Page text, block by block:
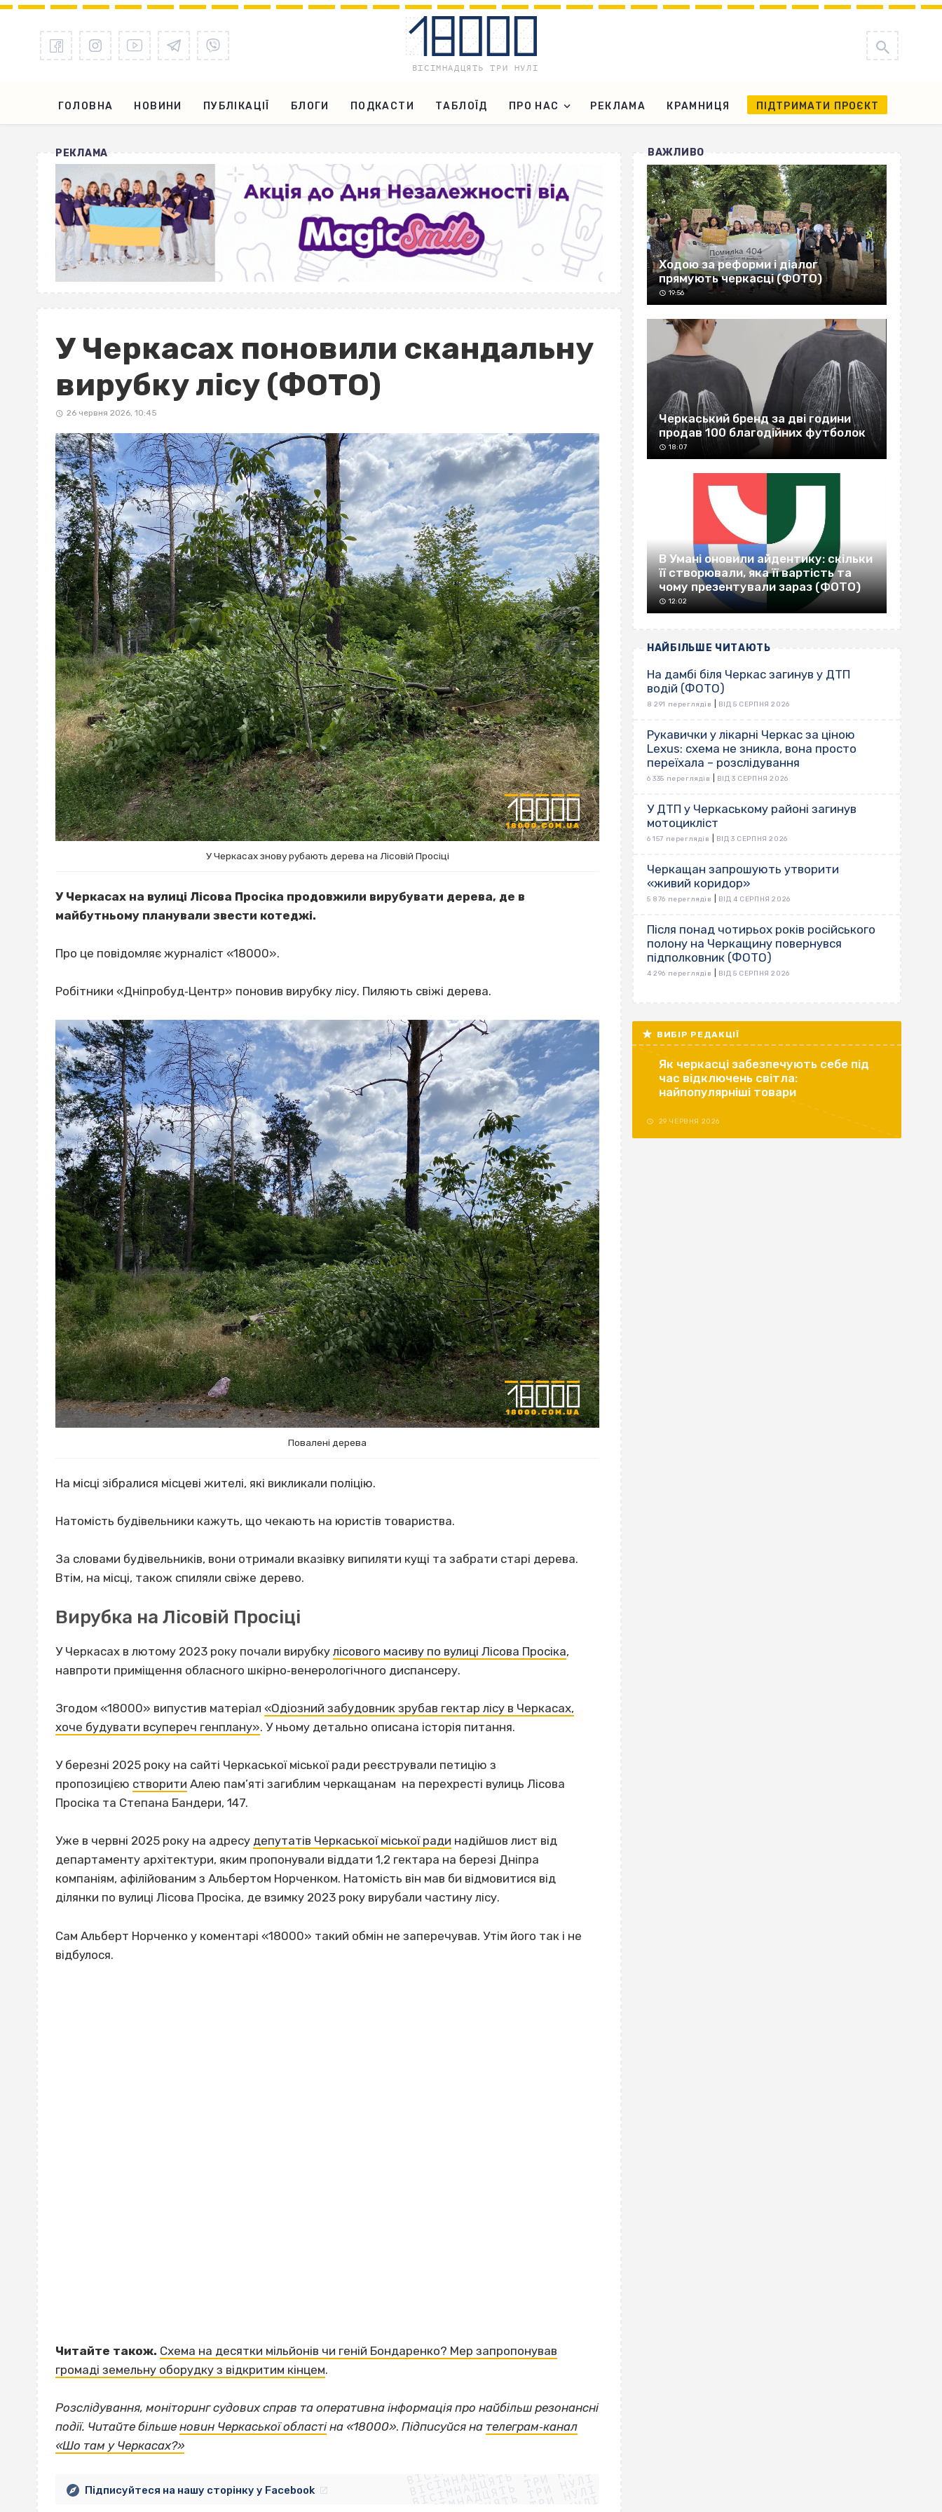
ГОЛОВНА НОВИНИ ПУБЛІКАЦІЇ БЛОГИ ПОДКАСТИ ТАБЛОЇД ПРО НАС РЕКЛАМА КРАМНИЦЯ ПІДТРИМАТИ ПРОЄКТ
РЕКЛАМА
У Черкасах поновили скандальну
вирубку лісу (ФОТО)
26 червня 2026, 10:45
У Черкасах знову рубають дерева на Лісовій Просіці
У Черкасах на вулиці Лісова Просіка продовжили вирубувати дерева, де в
майбутньому планували звести котеджі.
Про це повідомляє журналіст «18000».
Робітники «Дніпробуд‐Центр» поновив вирубку лісу. Пиляють свіжі дерева.
Повалені дерева
На місці зібралися місцеві жителі, які викликали поліцію.
Натомість будівельники кажуть, що чекають на юристів товариства.
За словами будівельників, вони отримали вказівку випиляти кущі та забрати старі дерева.
Втім, на місці, також спиляли свіже дерево.
Вирубка на Лісовій Просіці
У Черкасах в лютому 2023 року почали вирубку лісового масиву по вулиці Лісова Просіка,
навпроти приміщення обласного шкірно‐венерологічного диспансеру.
Згодом «18000» випустив матеріал «Одіозний забудовник зрубав гектар лісу в Черкасах,
хоче будувати всупереч генплану». У ньому детально описана історія питання.
У березні 2025 року на сайті Черкаської міської ради реєстрували петицію з
пропозицією створити Алею пам’яті загиблим черкащанам на перехресті вулиць Лісова
Просіка та Степана Бандери, 147.
Уже в червні 2025 року на адресу депутатів Черкаської міської ради надійшов лист від
департаменту архітектури, яким пропонували віддати 1,2 гектара на березі Дніпра
компаніям, афілійованим з Альбертом Норченком. Натомість він мав би відмовитися від
ділянки по вулиці Лісова Просіка, де взимку 2023 року вирубали частину лісу.
Сам Альберт Норченко у коментарі «18000» такий обмін не заперечував. Утім його так і не
відбулося.
Читайте також. Схема на десятки мільйонів чи геній Бондаренко? Мер запропонував
громаді земельну оборудку з відкритим кінцем.
Розслідування, моніторинг судових справ та оперативна інформація про найбільш резонансні
події. Читайте більше новин Черкаської областіна «18000». Підписуйся на телеграм‐канал
«Шо там у Черкасах?»
ВІСІМНАДЦЯТЬ ТРИ НУЛІ
ВІСІМНАДЦЯТЬ ТРИ НУЛІ
ВІСІМНАДЦЯТЬ ТРИ НУЛІ
ВІСІМНАДЦЯТЬ ТРИ НУЛІ
Підписуйтеся на нашу сторінку у Facebook
ВАЖЛИВО
Ходою за реформи і діалог
прямують черкасці (ФОТО)
19:56
Черкаський бренд за дві години
продав 100 благодійних футболок
18:07
В Умані оновили айдентику: скільки
її створювали, яка її вартість та
чому презентували зараз (ФОТО)
12:02
НАЙБІЛЬШЕ ЧИТАЮТЬ
На дамбі біля Черкас загинув у ДТП
водій (ФОТО)
8 291 переглядів ВІД 5 СЕРПНЯ 2026
Рукавички у лікарні Черкас за ціною
Lexus: схема не зникла, вона просто
переїхала – розслідування
6 335 переглядів ВІД 3 СЕРПНЯ 2026
У ДТП у Черкаському районі загинув
мотоцикліст
6 157 переглядів ВІД 3 СЕРПНЯ 2026
Черкащан запрошують утворити
«живий коридор»
5 876 переглядів ВІД 4 СЕРПНЯ 2026
Після понад чотирьох років російського
полону на Черкащину повернувся
підполковник (ФОТО)
4 296 переглядів ВІД 5 СЕРПНЯ 2026
ВИБІР РЕДАКЦІЇ
Як черкасці забезпечують себе під
час відключень світла:
найпопулярніші товари
29 ЧЕРВНЯ 2026